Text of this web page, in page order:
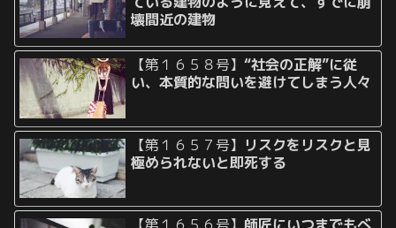
壊間近の建物
【第１６５８号】“社会の正解”に従
い、本質的な問いを避けてしまう人々
【第１６５７号】 リスクをリスクと見
極められないと即死する